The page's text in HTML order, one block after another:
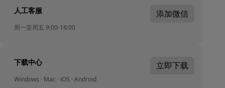
人工客服
周一至周五 9:00-18:00
添加微信
下载中心
Windows · Mac · iOS · Android
立即下载